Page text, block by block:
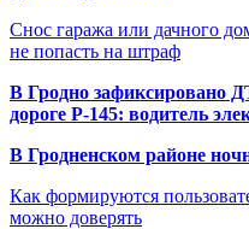
Снос гаража или дачного
не попасть на штраф
В Гродно зафиксировано
дороге Р-145: водитель
В Гродненском районе
Как формируются
можно доверять